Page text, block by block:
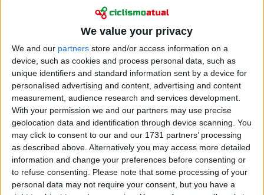
We value your privacy
We and our partners store and/or access information on a
device, such as cookies and process personal data, such as
unique identifiers and standard information sent by a device for
personalised advertising and content, advertising and content
measurement, audience research and services development.
With your permission we and our partners may use precise
geolocation data and identification through device scanning. You
may click to consent to our and our 1731 partners’ processing
as described above. Alternatively you may access more detailed
information and change your preferences before consenting or
to refuse consenting.
Please note that some processing of your
personal data may not require your consent, but you have a
Froome também gravaram o seu nome no Trofeo
Senza Fine (o “troféu sem fim” do Giro).